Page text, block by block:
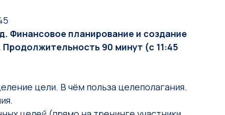
Финансовое планирование и создание
90 минут (с 11:45
цели. В чём польза целеполагания.